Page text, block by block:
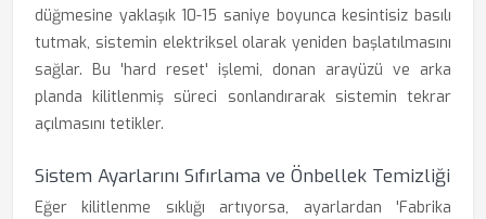
düğmesine yaklaşık 10-15 saniye boyunca kesintisiz basılı
tutmak, sistemin elektriksel olarak yeniden başlatılmasını
sağlar. Bu 'hard reset' işlemi, donan arayüzü ve arka
planda kilitlenmiş süreci sonlandırarak sistemin tekrar
açılmasını tetikler.
Sistem Ayarlarını Sıfırlama ve Önbellek Temizliği
Eğer kilitlenme sıklığı artıyorsa, ayarlardan 'Fabrika